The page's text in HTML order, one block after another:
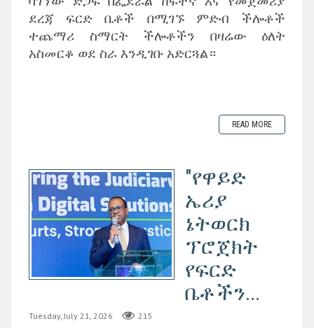
ደረጃ ፍርድ ቤቶች በሚገኙ ምድብ ችሎቶች
ተጨማሪ ስማርት ችሎቶችን በዛሬው ዕለት
አስመርቆ ወደ ስራ እንዲገቡ አድርጓል።
READ MORE
"የዋይድ
ኤሪያ
ኔትወርክ
ፕሮጀክት
የፍርድ
ቤቶችን...
Tuesday, July 21, 2026 215